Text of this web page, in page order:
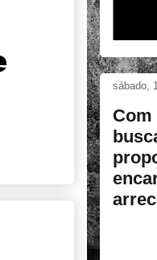
sábado,
Com